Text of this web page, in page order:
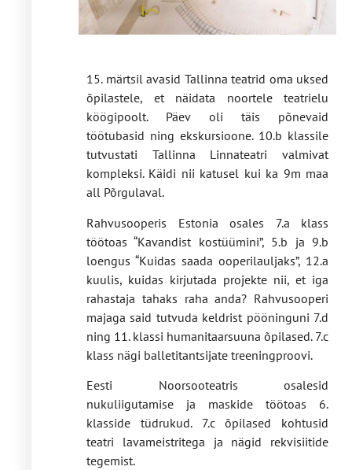
15. märtsil avasid Tallinna teatrid oma uksed
õpilastele, et näidata noortele teatrielu
köögipoolt. Päev oli täis põnevaid
töötubasid ning ekskursioone. 10.b klassile
tutvustati Tallinna Linnateatri valmivat
kompleksi. Käidi nii katusel kui ka 9m maa
all Põrgulaval.
Rahvusooperis Estonia osales 7.a klass
töötoas “Kavandist kostüümini”, 5.b ja 9.b
loengus “Kuidas saada ooperilauljaks”, 12.a
kuulis, kuidas kirjutada projekte nii, et iga
rahastaja tahaks raha anda? Rahvusooperi
majaga said tutvuda keldrist pööninguni 7.d
ning 11. klassi humanitaarsuuna õpilased. 7.c
klass nägi balletitantsijate treeningproovi.
Eesti Noorsooteatris osalesid
nukuliigutamise ja maskide töötoas 6.
klasside tüdrukud. 7.c õpilased kohtusid
teatri lavameistritega ja nägid rekvisiitide
tegemist.